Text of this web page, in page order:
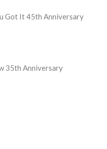
Got It 45th Anniversary
35th Anniversary